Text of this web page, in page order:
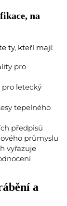
na
ty, kteří mají:
pro
pro letecký
tepelného
předpisů
průmyslu
vyřazuje
a